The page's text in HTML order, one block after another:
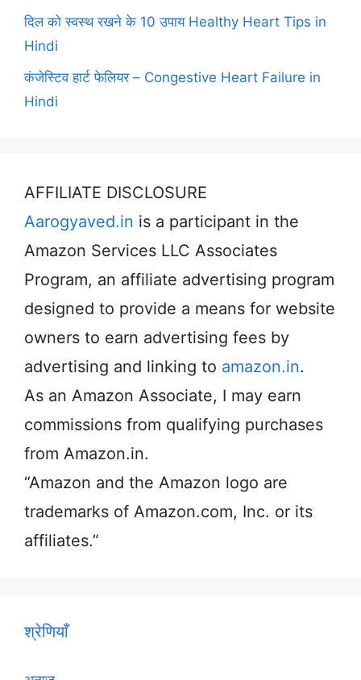
दिल को स्वस्थ रखने के 10 उपाय Healthy Heart Tips in
Hindi
कंजेस्टिव हार्ट फेलियर – Congestive Heart Failure in
Hindi
AFFILIATE DISCLOSURE
Aarogyaved.in is a participant in the
Amazon Services LLC Associates
Program, an affiliate advertising program
designed to provide a means for website
owners to earn advertising fees by
advertising and linking to amazon.in.
As an Amazon Associate, I may earn
commissions from qualifying purchases
from Amazon.in.
“Amazon and the Amazon logo are
trademarks of Amazon.com, Inc. or its
affiliates.”
श्रेणियाँ